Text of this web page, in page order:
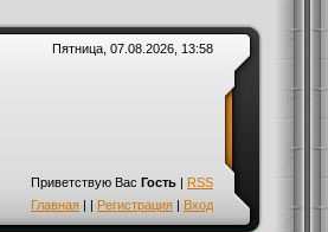
Пятница, 07.08.2026, 13:58
Приветствую Вас Гость | RSS
Главная | | Регистрация | Вход